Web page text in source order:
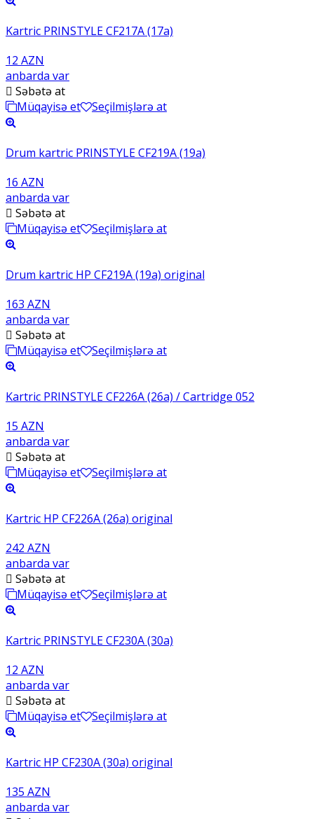
Kartric PRINSTYLE CF217A (17a)
12 AZN
anbarda var
Səbətə at
Müqayisə et
Seçilmişlərə at
Drum kartric PRINSTYLE CF219A (19a)
16 AZN
anbarda var
Səbətə at
Müqayisə et
Seçilmişlərə at
Drum kartric HP CF219A (19a) original
163 AZN
anbarda var
Səbətə at
Müqayisə et
Seçilmişlərə at
Kartric PRINSTYLE CF226A (26a) / Cartridge 052
15 AZN
anbarda var
Səbətə at
Müqayisə et
Seçilmişlərə at
Kartric HP CF226A (26a) original
242 AZN
anbarda var
Səbətə at
Müqayisə et
Seçilmişlərə at
Kartric PRINSTYLE CF230A (30a)
12 AZN
anbarda var
Səbətə at
Müqayisə et
Seçilmişlərə at
Kartric HP CF230A (30a) original
135 AZN
anbarda var